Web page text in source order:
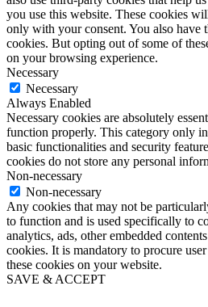
you use this website. These cookies
only with your consent. You also have
cookies. But opting out of some of
on your browsing experience.
Necessary
Necessary
Always Enabled
Necessary cookies are absolutely
function properly. This category only
basic functionalities and security
cookies do not store any personal
Non-necessary
Non-necessary
Any cookies that may not be
to function and is used specifically to
analytics, ads, other embedded
cookies. It is mandatory to procure
these cookies on your website.
SAVE & ACCEPT